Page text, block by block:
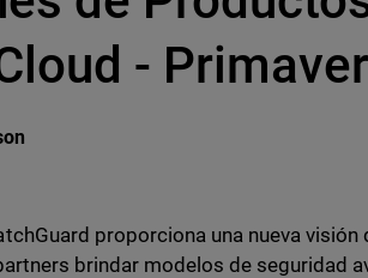
-
proporciona una nueva visión
brindar modelos de seguridad